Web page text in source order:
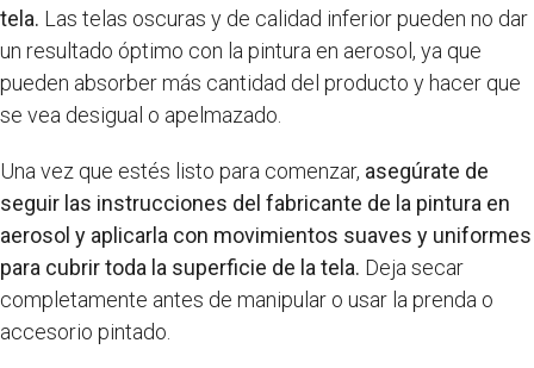
tela. Las telas oscuras y de calidad inferior pueden no dar
un resultado óptimo con la pintura en aerosol, ya que
pueden absorber más cantidad del producto y hacer que
se vea desigual o apelmazado.
Una vez que estés listo para comenzar, asegúrate de
seguir las instrucciones del fabricante de la pintura en
aerosol y aplicarla con movimientos suaves y uniformes
para cubrir toda la superficie de la tela. Deja secar
completamente antes de manipular o usar la prenda o
accesorio pintado.